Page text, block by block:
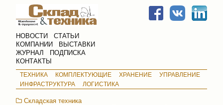
НОВОСТИ
СТАТЬИ
КОМПАНИИ
ВЫСТАВКИ
ЖУРНАЛ
ПОДПИСКА
КОНТАКТЫ
ТЕХНИКА КОМПЛЕКТУЮЩИЕ ХРАНЕНИЕ
УПРАВЛЕНИЕ
ИНФРАСТРУКТУРА
ЛОГИСТИКА
Складская техника